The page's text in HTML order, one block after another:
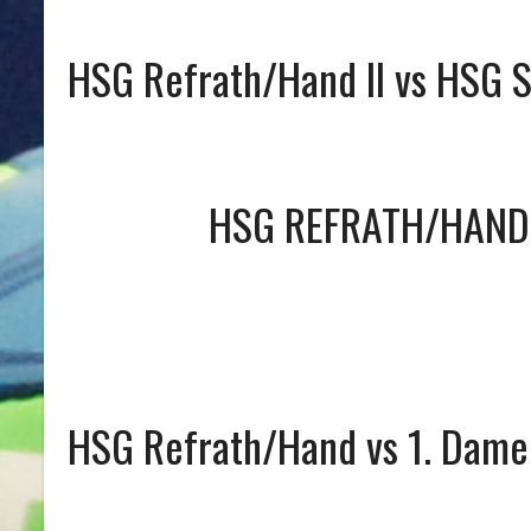
HSG Refrath/Hand II vs HSG
HSG REFRATH/
HSG Refrath/Hand vs 1.